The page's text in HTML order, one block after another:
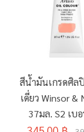
สีน้ำมันเกรดศิล
เดี่ยว Winsor &
37มล. S2 เบ
PALE ROSE